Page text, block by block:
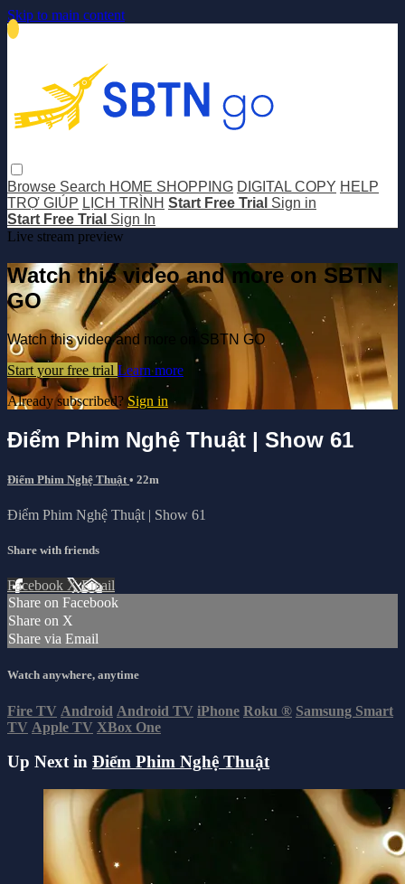
Skip to main content
Browse Search HOME SHOPPING DIGITAL COPY HELP
TRỢ GIÚP LỊCH TRÌNH Start Free Trial Sign in
Start Free Trial Sign In
Live stream preview
Watch this video and more on SBTN
GO
Watch this video and more on SBTN GO
Start your free trial Learn more
Already subscribed? Sign in
Điểm Phim Nghệ Thuật | Show 61
Điểm Phim Nghệ Thuật • 22m
Điểm Phim Nghệ Thuật | Show 61
Share with friends
Facebook XEmail
Share on Facebook
Share on X
Share via Email
Watch anywhere, anytime
Fire TV Android Android TV iPhone Roku ® Samsung Smart
TV Apple TV XBox One
Up Next in Điểm Phim Nghệ Thuật